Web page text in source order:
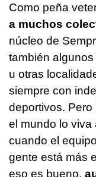
Como peña
a muchos
núcleo de
también
u otras
siempre con
deportivos.
el mundo lo viva
cuando el
gente está más
eso es bueno,